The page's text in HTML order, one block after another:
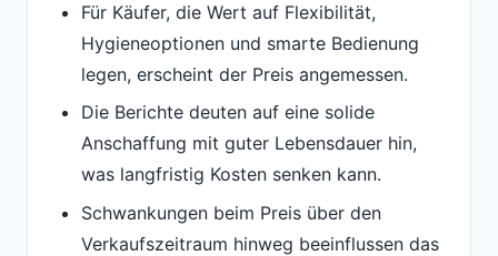
Für Käufer, die Wert auf Flexibilität,
Hygieneoptionen und smarte Bedienung
legen, erscheint der Preis angemessen.
Die Berichte deuten auf eine solide
Anschaffung mit guter Lebensdauer hin,
was langfristig Kosten senken kann.
Schwankungen beim Preis über den
Verkaufszeitraum hinweg beeinflussen das